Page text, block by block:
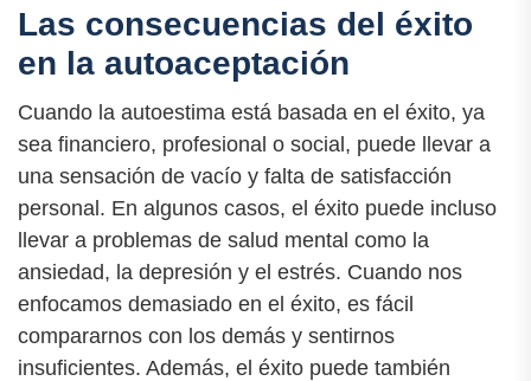
Las consecuencias del éxito
en la autoaceptación
Cuando la autoestima está basada en el éxito, ya
sea financiero, profesional o social, puede llevar a
una sensación de vacío y falta de satisfacción
personal. En algunos casos, el éxito puede incluso
llevar a problemas de salud mental como la
ansiedad, la depresión y el estrés. Cuando nos
enfocamos demasiado en el éxito, es fácil
compararnos con los demás y sentirnos
insuficientes. Además, el éxito puede también